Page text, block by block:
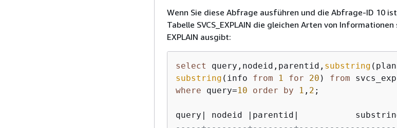
Wenn Sie diese Abfrage ausführen und die Abfrage-ID 10
Tabelle SVCS_EXPLAIN die gleichen Arten von
EXPLAIN ausgibt:
select query,nodeid,parentid, substring
substring (info from 1 for 20 ) from
where query=10 order by 1 , 2 ;
query | nodeid | parentid |